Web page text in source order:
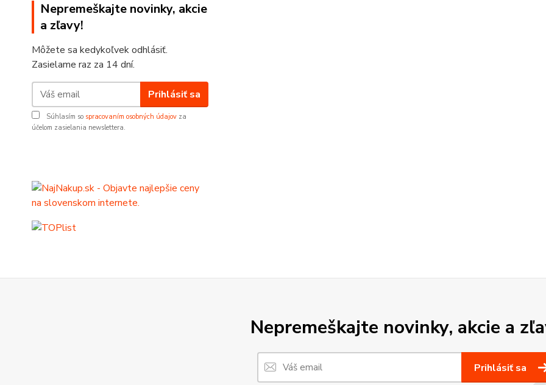
Nepremeškajte novinky, akcie
a zľavy!
Môžete sa kedykoľvek odhlásiť.
Zasielame raz za 14 dní.
Prihlásiť sa
Súhlasím so spracovaním osobných údajov za
účelom zasielania newslettera.
Nepremeškajte novinky, akcie a
Prihlásiť sa